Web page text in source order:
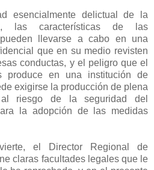
esencialmente delictual de la
las características de las
llevarse a cabo en una
que en su medio revisten
conductas, y el peligro que el
produce en una institución de
exigirse la producción de plena
riesgo de la seguridad del
la adopción de las medidas
el Director Regional de
claras facultades legales que le